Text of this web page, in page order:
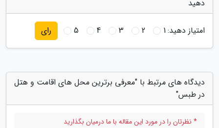
دهید
امتیاز دهید:1
2
3
4
5 رای
دیدگاه های مرتبط با "معرفی برترین محل های اقامت و هتل
در طبس"
* نظرتان را در مورد این مقاله با ما درمیان بگذارید